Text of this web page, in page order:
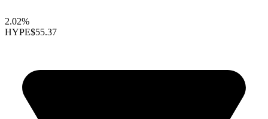
2.02%
HYPE$55.37